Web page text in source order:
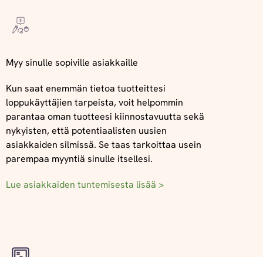
Myy sinulle sopiville asiakkaille
Kun saat enemmän tietoa tuotteittesi
loppukäyttäjien tarpeista, voit helpommin
parantaa oman tuotteesi kiinnostavuutta sekä
nykyisten, että potentiaalisten uusien
asiakkaiden silmissä. Se taas tarkoittaa usein
parempaa myyntiä sinulle itsellesi.
Lue asiakkaiden tuntemisesta lisää >